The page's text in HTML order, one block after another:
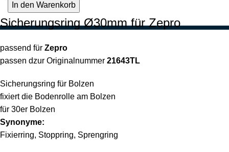
In den Warenkorb
Sicherungsring Ø30mm für Zepro
passend für Zepro
passen dzur Originalnummer 21643TL
Sicherungsring für Bolzen
fixiert die Bodenrolle am Bolzen
für 30er Bolzen
Synonyme:
Fixierring, Stoppring, Sprengring